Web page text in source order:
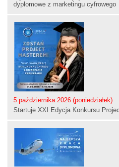
dyplomowe z marketingu cyfrowego
5 października 2026 (poniedziałek)
Startuje XXI Edycja Konkursu